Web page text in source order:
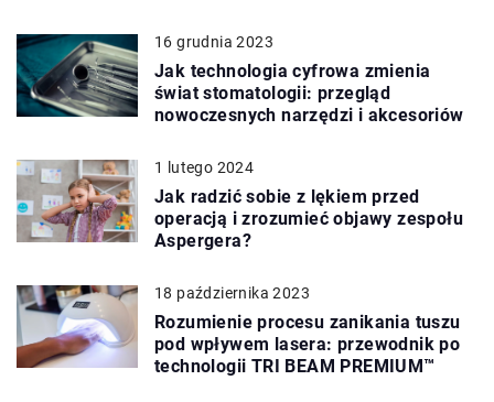
16 grudnia 2023
Jak technologia cyfrowa zmienia
świat stomatologii: przegląd
nowoczesnych narzędzi i akcesoriów
1 lutego 2024
Jak radzić sobie z lękiem przed
operacją i zrozumieć objawy zespołu
Aspergera?
18 października 2023
Rozumienie procesu zanikania tuszu
pod wpływem lasera: przewodnik po
technologii TRI BEAM PREMIUM™